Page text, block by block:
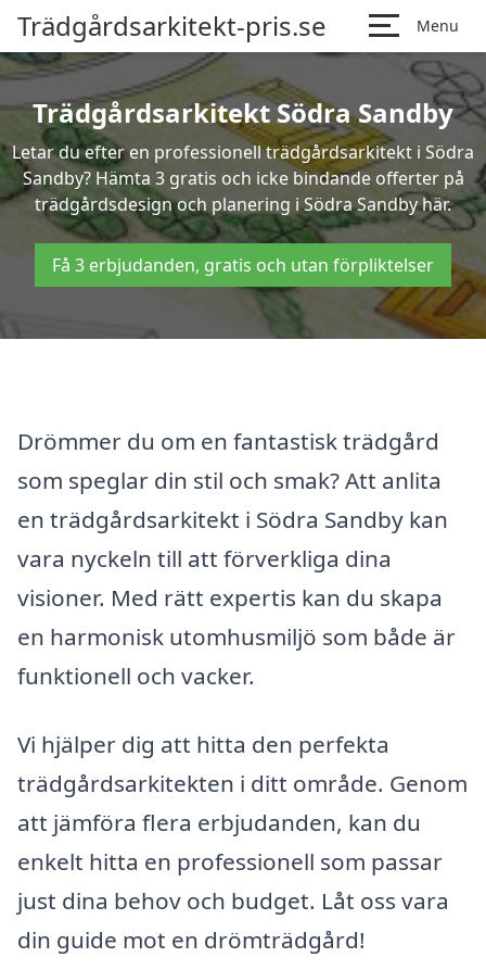
Trädgårdsarkitekt-pris.se Menu
Trädgårdsarkitekt Södra Sandby
Letar du efter en professionell trädgårdsarkitekt i Södra
Sandby? Hämta 3 gratis och icke bindande offerter på
trädgårdsdesign och planering i Södra Sandby här.
Få 3 erbjudanden, gratis och utan förpliktelser
Drömmer du om en fantastisk trädgård
som speglar din stil och smak? Att anlita
en trädgårdsarkitekt i Södra Sandby kan
vara nyckeln till att förverkliga dina
visioner. Med rätt expertis kan du skapa
en harmonisk utomhusmiljö som både är
funktionell och vacker.
Vi hjälper dig att hitta den perfekta
trädgårdsarkitekten i ditt område. Genom
att jämföra flera erbjudanden, kan du
enkelt hitta en professionell som passar
just dina behov och budget. Låt oss vara
din guide mot en drömträdgård!